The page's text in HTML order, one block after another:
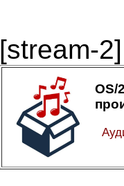
[stream-2]